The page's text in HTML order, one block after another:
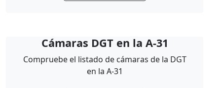
Cámaras DGT en la A-31
Compruebe el listado de cámaras de la DGT
en la A-31